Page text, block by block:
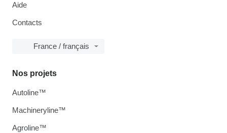
Aide
Contacts
France / français
Nos projets
Autoline™
Machineryline™
Agroline™